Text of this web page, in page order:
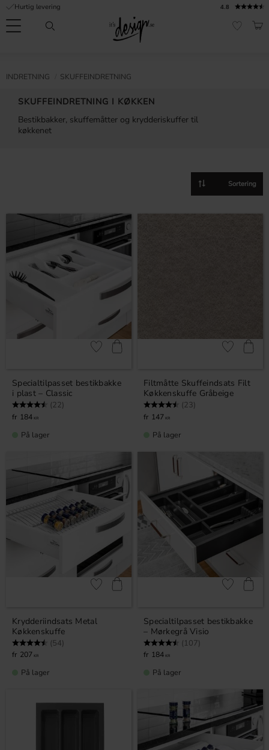
Menu
4.8
Hurtig levering
INDRETNING SKUFFEINDRETNING
SKUFFEINDRETNING I KØKKEN
Bestikbakker, skuffemåtter og krydderiskuffer til
køkkenet
Specialtilpasset bestikbakke
i plast – Classic
Vurdering: (22)
184 KR
Gem som favorit
På lager
Filtmåtte Skuffeindsats Filt
Køkkenskuffe Gråbeige
Vurdering: (23)
147 KR
Gem som
På lager
Krydderiindsats Metal
Køkkenskuffe
Vurdering: (54)
207 KR
Gem som favorit
På lager
Specialtilpasset bestikbakke
– Mørkegrå Visio
Vurdering: (107)
184 KR
Gem som
På lager
Ofte stillede
spørgsmål